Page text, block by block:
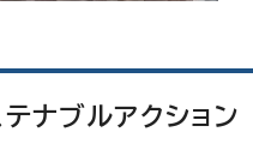
ナブルアクション